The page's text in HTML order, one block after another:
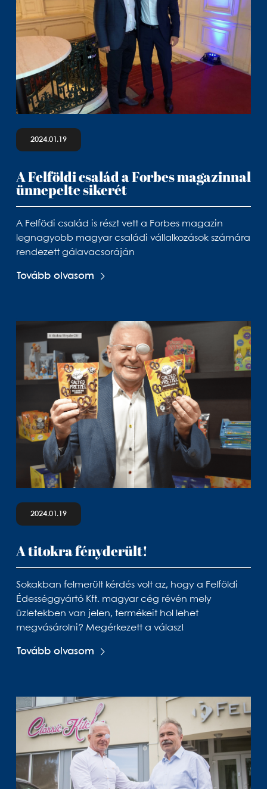
2024.01.19
A Felföldi család a Forbes magazinnal
ünnepelte sikerét
A Felfödi család is részt vett a Forbes magazin
legnagyobb magyar családi vállalkozások számára
rendezett gálavacsoráján
Tovább olvasom
2024.01.19
A titokra fényderült!
Sokakban felmerült kérdés volt az, hogy a Felföldi
Édességgyártó Kft. magyar cég révén mely
üzletekben van jelen, termékeit hol lehet
megvásárolni? Megérkezett a válasz!
Tovább olvasom